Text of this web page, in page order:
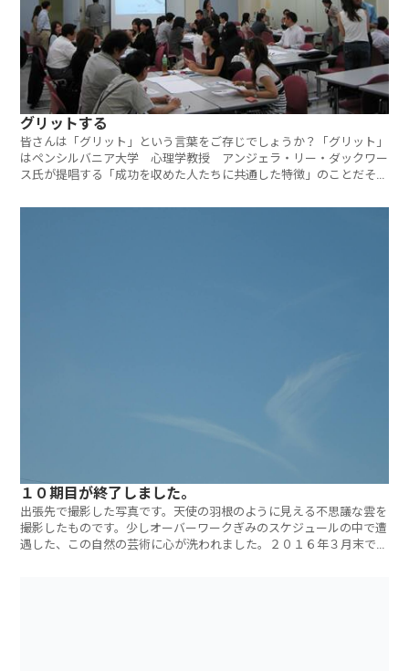
グリットする
皆さんは「グリット」という言葉をご存じでしょうか？「グリット」
はペンシルバニア大学 心理学教授 アンジェラ・リー・ダックワー
ス氏が提唱する「成功を収めた人たちに共通した特徴」のことだそう
１０期目が終了しました。
出張先で撮影した写真です。天使の羽根のように見える不思議な雲を
撮影したものです。少しオーバーワークぎみのスケジュールの中で遭
遇した、この自然の芸術に心が洗われました。２０１６年３月末で弊